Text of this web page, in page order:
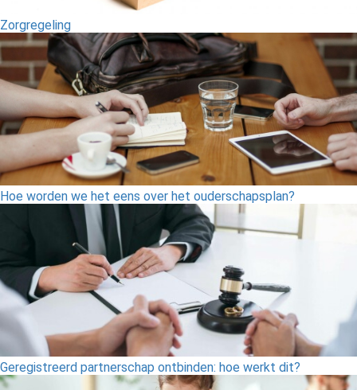
Zorgregeling
Hoe worden we het eens over het ouderschapsplan?
Geregistreerd partnerschap ontbinden: hoe werkt dit?